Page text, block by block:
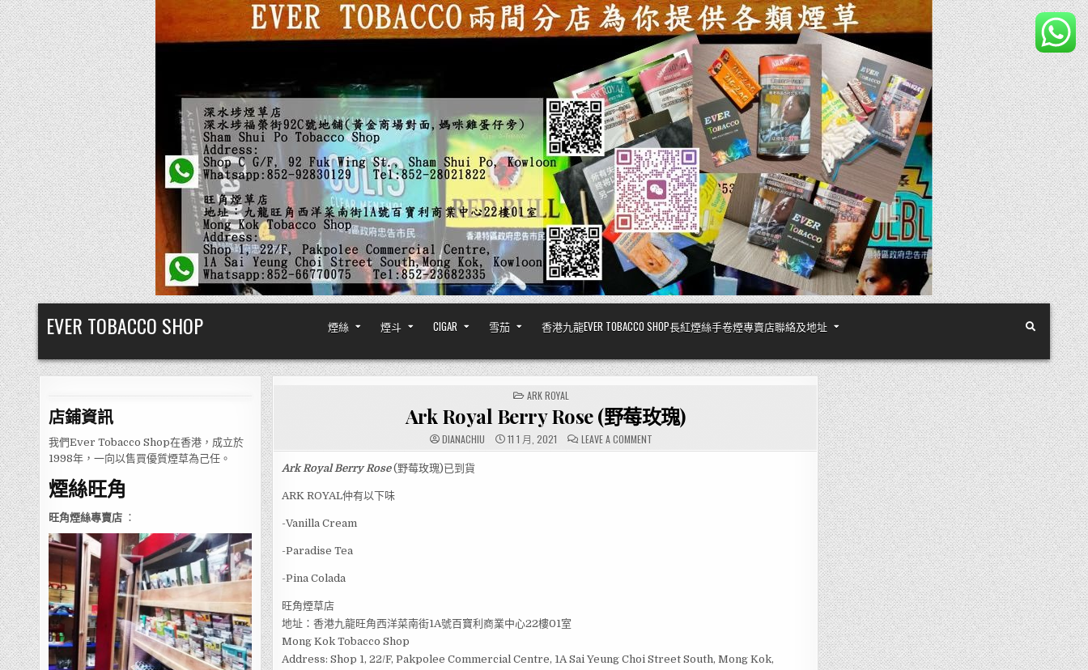
Skip
to
content
EVER TOBACCO SHOP 煙絲 煙斗 CIGAR 雪茄 香港九龍EVER TOBACCO SHOP長紅煙絲手卷煙專賣店聯絡及地址
店鋪資訊
我們Ever Tobacco Shop在香港，成立於
1998年，一向以售買優質煙草為己任。
煙絲旺角
旺角煙絲專賣店 ：
POSTED
IN
ARK ROYAL
Ark Royal Berry Rose (野莓玫瑰)
DIANACHIU 11 1 月, 2021 LEAVE A COMMENTON
ARK
Ark Royal Berry Rose (野莓玫瑰)已到貨
ARK ROYAL仲有以下味
-Vanilla Cream
-Paradise Tea
-Pina Colada
旺角煙草店
地址：香港九龍旺角西洋菜南街1A號百寶利商業中心22樓01室
Mong Kok Tobacco Shop
Address: Shop 1, 22/F, Pakpolee Commercial Centre, 1A Sai Yeung Choi Street South, Mong Kok,